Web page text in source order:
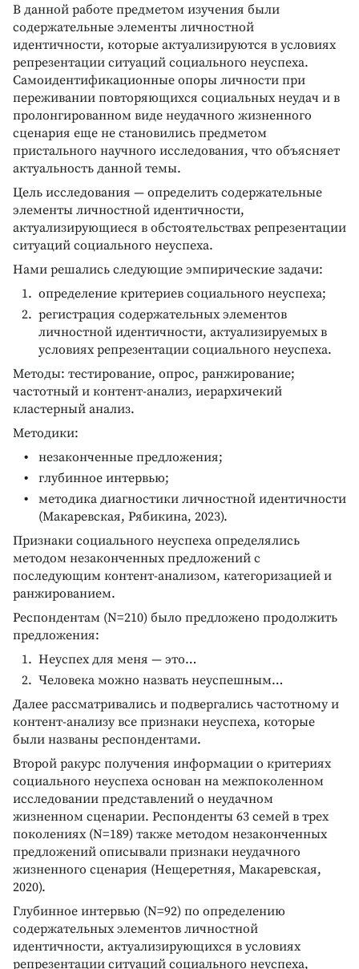
В данной работе предметом изучения были
содержательные элементы личностной
идентичности, которые актуализируются в условиях
репрезентации ситуаций социального неуспеха.
Самоидентификационные опоры личности при
переживании повторяющихся социальных неудач и в
пролонгированном виде неудачного жизненного
сценария еще не становились предметом
пристального научного исследования, что объясняет
актуальность данной темы.
Цель исследования — определить содержательные
элементы личностной идентичности,
актуализирующиеся в обстоятельствах репрезентации
ситуаций социального неуспеха.
Нами решались следующие эмпирические задачи:
определение критериев социального неуспеха;
регистрация содержательных элементов
личностной идентичности, актуализируемых в
условиях репрезентации социального неуспеха.
Методы: тестирование, опрос, ранжирование;
частотный и контент-анализ, иерархичекий
кластерный анализ.
Методики:
незаконченные предложения;
глубинное интервью;
методика диагностики личностной идентичности
(Макаревская, Рябикина, 2023).
Признаки социального неуспеха определялись
методом незаконченных предложений с
последующим контент-анализом, категоризацией и
ранжированием.
Респондентам (N=210) было предложено продолжить
предложения:
Неуспех для меня — это…
Человека можно назвать неуспешным…
Далее рассматривались и подвергались частотному и
контент-анализу все признаки неуспеха, которые
были названы респондентами.
Второй ракурс получения информации о критериях
социального неуспеха основан на межпоколенном
исследовании представлений о неудачном
жизненном сценарии. Респонденты 63 семей в трех
поколениях (N=189) также методом незаконченных
предложений описывали признаки неудачного
жизненного сценария (Нещеретняя, Макаревская,
2020).
Глубинное интервью (N=92) по определению
содержательных элементов личностной
идентичности, актуализирующихся в условиях
репрезентации ситуаций социального неуспеха,